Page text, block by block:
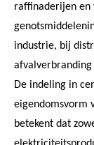
raffinaderijen en
industrie, bij
De indeling in
eigendomsvorm
betekent dat